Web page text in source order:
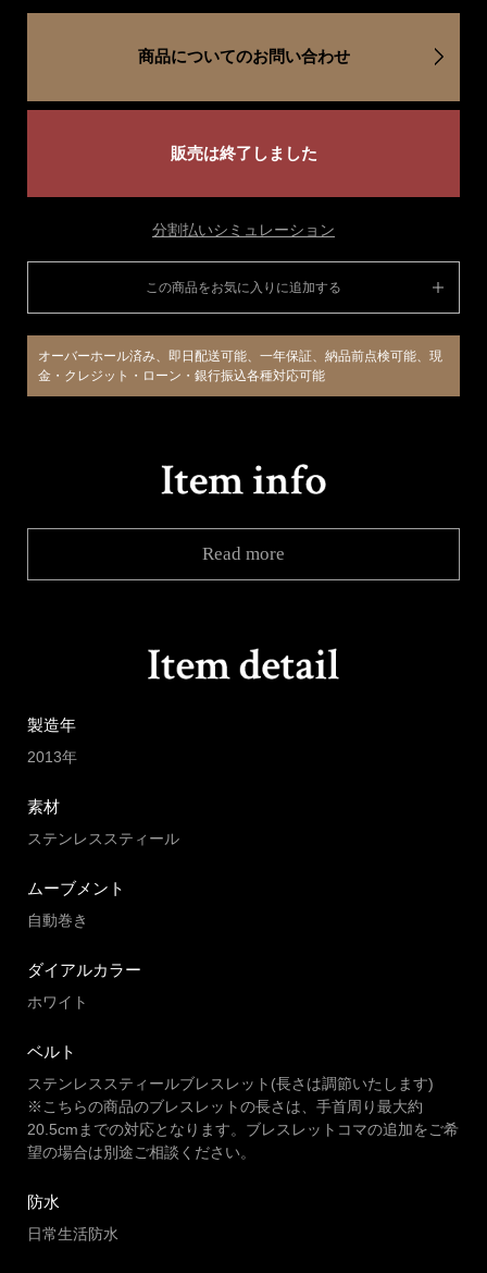
商品についてのお問い合わせ
販売は終了しました
分割払いシミュレーション
この商品をお気に入りに追加する
オーバーホール済み、即日配送可能、一年保証、納品前点検可能、現
金・クレジット・ローン・銀行振込各種対応可能
Read more
製造年
2013年
素材
ステンレススティール
ムーブメント
自動巻き
ダイアルカラー
ホワイト
ベルト
ステンレススティールブレスレット(長さは調節いたします)
※こちらの商品のブレスレットの長さは、手首周り最大約
20.5cmまでの対応となります。ブレスレットコマの追加をご希
望の場合は別途ご相談ください。
防水
日常生活防水